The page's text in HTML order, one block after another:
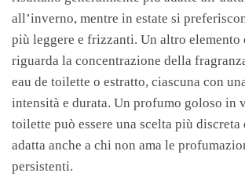
all’inverno, mentre in estate si
più leggere e frizzanti. Un altro elemento
riguarda la concentrazione della
eau de toilette o estratto, ciascuna con
intensità e durata. Un profumo goloso in
toilette può essere una scelta più discreta
adatta anche a chi non ama le
persistenti.